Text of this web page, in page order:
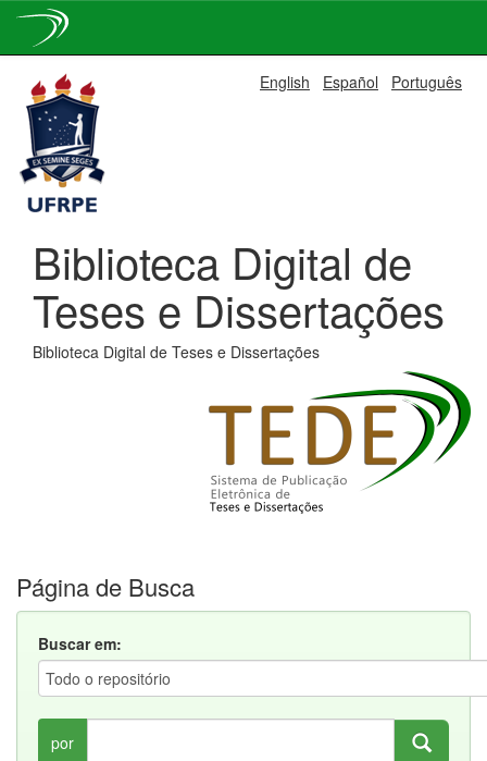
navigation
English Español Português
Biblioteca Digital de
Teses e Dissertações
Biblioteca Digital de Teses e Dissertações
Página de Busca
Buscar em:
por